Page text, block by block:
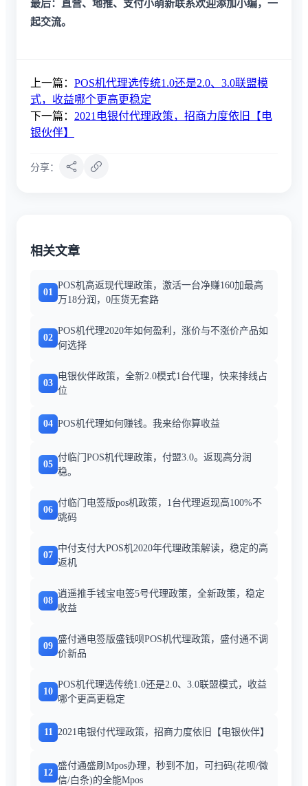
最后：直营、地推、支付小萌新联系欢迎添加小编，一
起交流。
上一篇： POS机代理选传统1.0还是2.0、3.0联盟模
式，收益哪个更高更稳定
下一篇： 2021电银付代理政策，招商力度依旧【电
银伙伴】
分享：
相关文章
01
POS机高返现代理政策，激活一台净赚160加最高
万18分润，0压货无套路
02
POS机代理2020年如何盈利，涨价与不涨价产品如
何选择
03
电银伙伴政策，全新2.0模式1台代理，快来排线占
位
04 POS机代理如何赚钱。我来给你算收益
05
付临门POS机代理政策，付盟3.0。返现高分润
稳。
06
付临门电签版pos机政策，1台代理返现高100%不
跳码
07
中付支付大POS机2020年代理政策解读，稳定的高
返机
08
逍遥推手钱宝电签5号代理政策，全新政策，稳定
收益
09
盛付通电签版盛钱呗POS机代理政策，盛付通不调
价新品
10
POS机代理选传统1.0还是2.0、3.0联盟模式，收益
哪个更高更稳定
11 2021电银付代理政策，招商力度依旧【电银伙伴】
12
盛付通盛刷Mpos办理，秒到不加，可扫码(花呗/微
信/白条)的全能Mpos